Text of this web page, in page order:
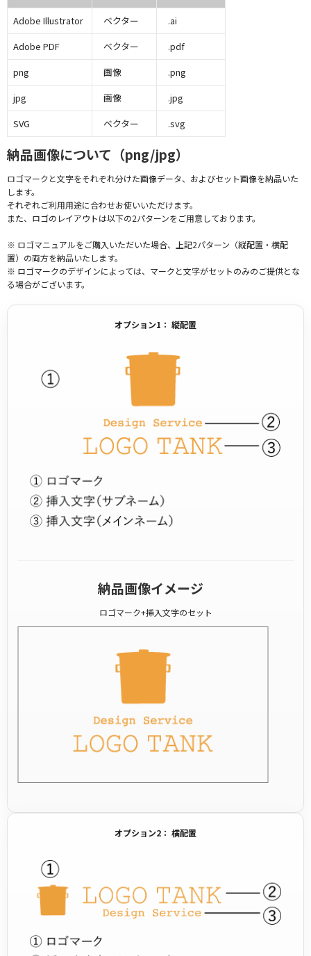
Adobe Illustrator
ベクター
.ai
Adobe PDF
ベクター
.pdf
png
画像
.png
jpg
画像
.jpg
SVG
ベクター .svg
納品画像について（png/jpg）
ロゴマークと文字をそれぞれ分けた画像データ、およびセット画像を納品いた
します。
それぞれご利用用途に合わせお使いいただけます。
また、ロゴのレイアウトは以下の2パターンをご用意しております。
※ ロゴマニュアルをご購入いただいた場合、上記2パターン（縦配置・横配
置）の両方を納品いたします。
※ ロゴマークのデザインによっては、マークと文字がセットのみのご提供とな
る場合がございます。
オプション1： 縦配置
納品画像イメージ
ロゴマーク+挿入文字のセット
オプション2： 横配置